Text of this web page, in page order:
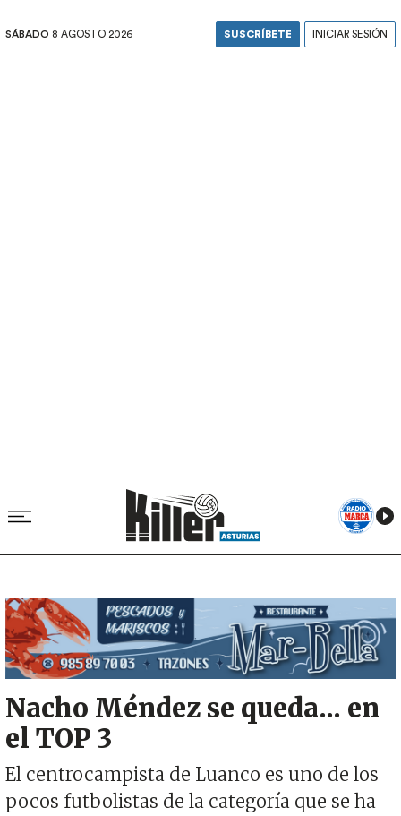
SÁBADO 8 AGOSTO 2026 SUSCRÍBETE INICIAR SESIÓN
Image
Nacho Méndez se queda... en
el TOP 3
El centrocampista de Luanco es uno de los
pocos futbolistas de la categoría que se ha